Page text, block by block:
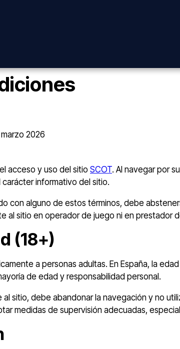
2026
acceso y uso del sitio SCOT. Al navegar por
carácter informativo del sitio.
con alguno de estos términos, debe
al sitio en operador de juego ni en prestador
(18+)
a personas adultas. En España, la
de edad y responsabilidad personal.
sitio, debe abandonar la navegación y no
medidas de supervisión adecuadas,